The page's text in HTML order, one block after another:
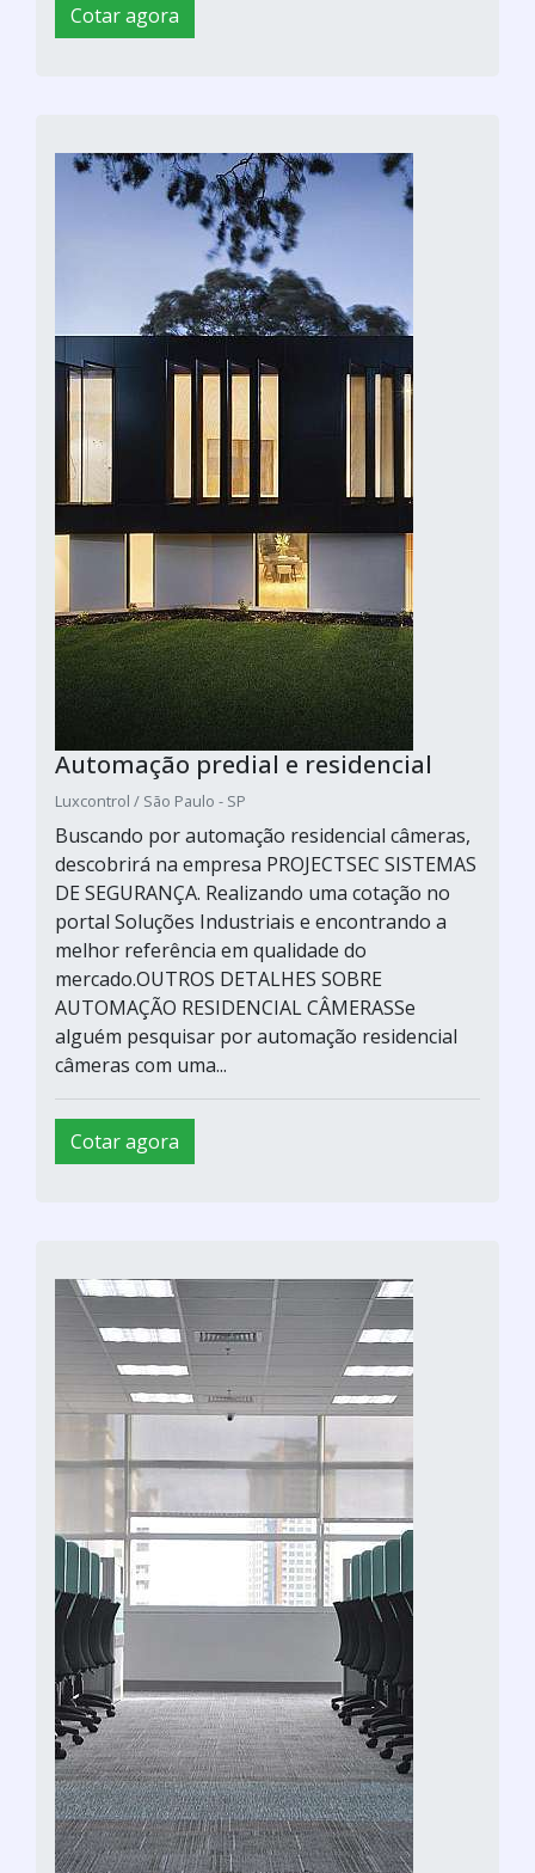
Cotar agora
Automação predial e residencial
Luxcontrol / São Paulo - SP
Buscando por automação residencial câmeras,
descobrirá na empresa PROJECTSEC SISTEMAS
DE SEGURANÇA. Realizando uma cotação no
portal Soluções Industriais e encontrando a
melhor referência em qualidade do
mercado.OUTROS DETALHES SOBRE
AUTOMAÇÃO RESIDENCIAL CÂMERASSe
alguém pesquisar por automação residencial
câmeras com uma...
Cotar agora